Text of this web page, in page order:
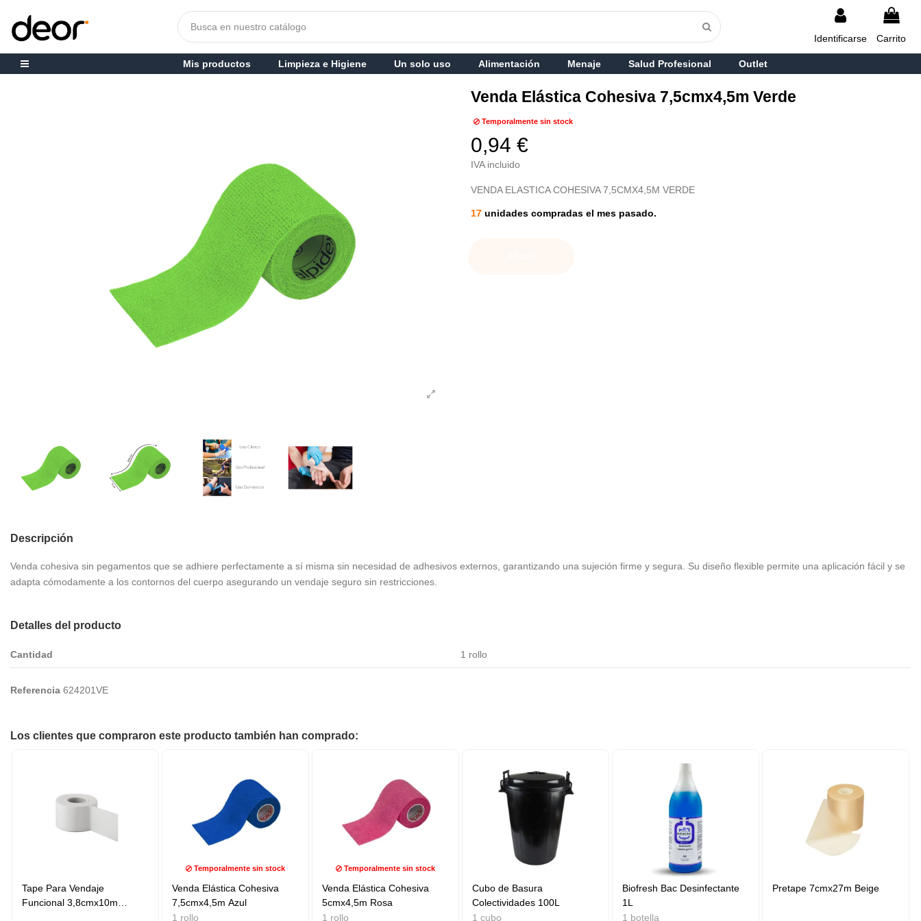
Identificarse Carrito
Mis productos Limpieza e Higiene Un solo uso Alimentación Menaje Salud Profesional Outlet
Venda Elástica Cohesiva 7,5cmx4,5m Verde
Temporalmente sin stock
0,94 €
IVA incluido
VENDA ELASTICA COHESIVA 7,5CMX4,5M VERDE
17 unidades compradas el mes pasado.
Descripción
Venda cohesiva sin pegamentos que se adhiere perfectamente a sí misma sin necesidad de adhesivos externos, garantizando una sujeción firme y segura. Su diseño flexible permite una aplicación fácil y se
adapta cómodamente a los contornos del cuerpo asegurando un vendaje seguro sin restricciones.
Detalles del producto
Cantidad 1 rollo
Referencia 624201VE
Los clientes que compraron este producto también han comprado:
Tape Para Vendaje
Funcional 3,8cmx10m
Temporalmente sin stock
Venda Elástica Cohesiva
7,5cmx4,5m Azul
1 rollo
Temporalmente sin stock
Venda Elástica Cohesiva
5cmx4,5m Rosa
1 rollo
Cubo de Basura
Colectividades 100L
1 cubo
Biofresh Bac Desinfectante
1L
1 botella
Pretape 7cmx27m Beige